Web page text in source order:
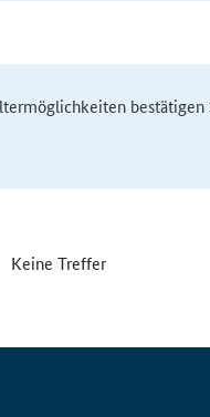
bestätigen
Keine Treffer